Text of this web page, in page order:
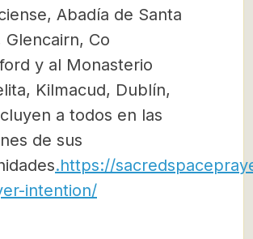
Abadía de Santa
Glencairn, Co
y al Monasterio
Kilmacud, Dublín,
a todos en las
de sus
.https://
intention/